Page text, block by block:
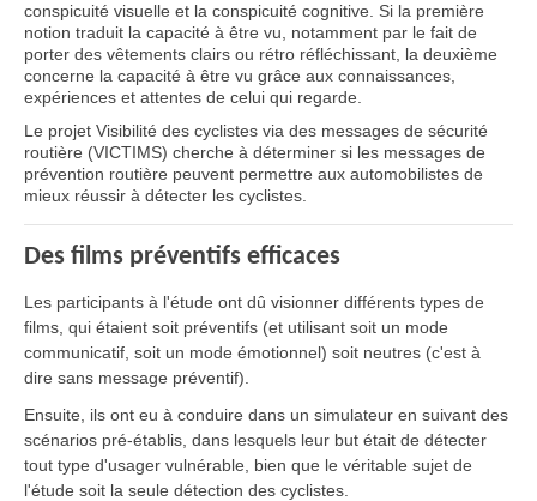
conspicuité visuelle et la conspicuité cognitive. Si la première
notion traduit la capacité à être vu, notamment par le fait de
porter des vêtements clairs ou rétro réfléchissant, la deuxième
concerne la capacité à être vu grâce aux connaissances,
expériences et attentes de celui qui regarde.
Le projet Visibilité des cyclistes via des messages de sécurité
routière (VICTIMS) cherche à déterminer si les messages de
prévention routière peuvent permettre aux automobilistes de
mieux réussir à détecter les cyclistes.
Des films préventifs efficaces
Les participants à l'étude ont dû visionner différents types de
films, qui étaient soit préventifs (et utilisant soit un mode
communicatif, soit un mode émotionnel) soit neutres (c'est à
dire sans message préventif).
Ensuite, ils ont eu à conduire dans un simulateur en suivant des
scénarios pré-établis, dans lesquels leur but était de détecter
tout type d'usager vulnérable, bien que le véritable sujet de
l'étude soit la seule détection des cyclistes.